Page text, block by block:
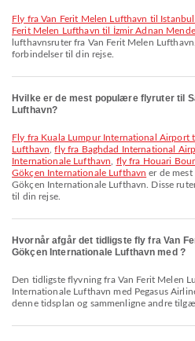
fly fra Van Ferit Melen Lufthavn til
Ferit Melen Lufthavn til İzmir Adnan
lufthavnsruter fra Van Ferit Melen
forbindelser til din rejse.
Hvilke er de mest populære flyruter til
Lufthavn?
fly fra Kuala Lumpur International Airport til Sabiha Gökçen Internationale
Lufthavn ,fly fra Baghdad International
Internationale Lufthavn
fly fra Houari
Gökçen Internationale Lufthavn er de
Gökçen Internationale Lufthavn. Disse
til din rejse.
Hvornår afgår det tidligste fly fra Van
Gökçen Internationale Lufthavn med ?
Den tidligste flyvning fra Van Ferit Melen Lufthavn til Sabiha Gökçen
Internationale Lufthavn med Pegasus
denne tidsplan og sammenligne andre